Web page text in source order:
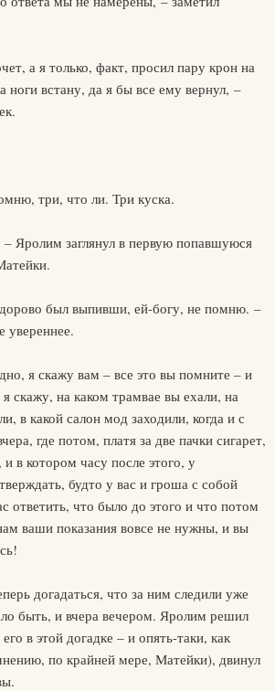
а я только, факт, просил пару крон на
ноги встану, да я бы все ему вернул, –
три, что ли. Три куска.
Яролим заглянул в первую попавшуюся
был выпивши, ей-богу, не помню. –
увереннее.
я скажу вам – все это вы помните – и
скажу, на каком трамвае вы ехали, на
в какой салон мод заходили, когда и с
где потом, платя за две пачки сигарет,
в котором часу после этого, у
будто у вас и гроша с собой
ответить, что было до этого и что потом
ваши показания вовсе не нужны, и вы
догадаться, что за ним следили уже
быть, и вчера вечером. Яролим решил
в этой догадке – и опять-таки, как
по крайней мере, Матейки), двинул